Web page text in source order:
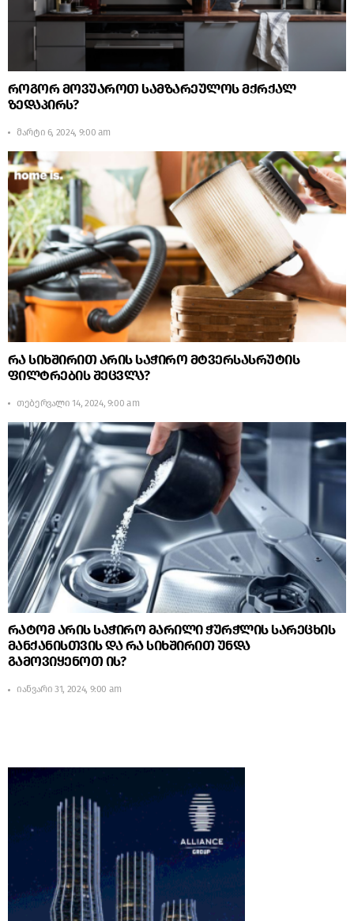
როგორ მოვუაროთ სამზარეულოს მქრქალ
ზედაპირს?
მარტი 6, 2024, 9:00 am
რა სიხშირით არის საჭირო მტვერსასრუტის
ფილტრების შეცვლა?
თებერვალი 14, 2024, 9:00 am
რატომ არის საჭირო მარილი ჭურჭლის სარეცხის
მანქანისთვის და რა სიხშირით უნდა
გამოვიყენოთ ის?
იანვარი 31, 2024, 9:00 am